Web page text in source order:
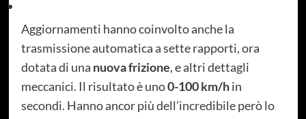
Aggiornamenti hanno coinvolto anche la
trasmissione automatica a sette rapporti, ora
dotata di una nuova frizione, e altri dettagli
meccanici. Il risultato è uno0-100 km/hin
secondi. Hanno ancor più dell’incredibile però lo